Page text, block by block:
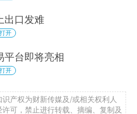
出口发难
开
平台即将亮相
开
产权为财新传媒及/或相关权利人
可，禁止进行转载、摘编、复制及